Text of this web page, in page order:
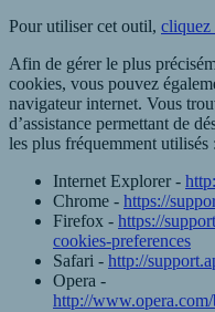
Pour utiliser cet outil, cliquez
Afin de gérer le plus
cookies, vous pouvez
navigateur internet. Vous
d’assistance permettant de
les plus fréquemment utilisés :
Internet Explorer -
Chrome - https://
Firefox - https://
cookies-preferences
Safari - http://
Opera -
http://